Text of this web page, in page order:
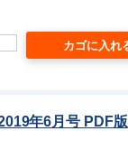
年6月号 PDF版